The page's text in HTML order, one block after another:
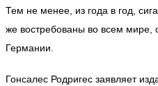
Тем не менее, из года в год,
же востребованы во всем
Германии.
Гонсалес Родригес заявляет